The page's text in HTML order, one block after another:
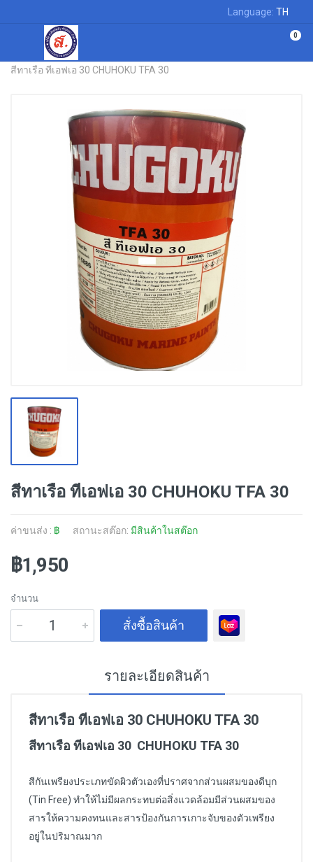
Language: TH
0
สีเฉพาะทาง
สีทาเรือ ทีเอฟเอ 30 CHUHOKU TFA 30
สีทาเรือ ทีเอฟเอ 30 CHUHOKU TFA 30
ค่าขนส่ง : ฿ สถานะสต๊อก: มีสินค้าในสต๊อก
฿1,950
จำนวน
สั่งซื้อสินค้า
รายละเอียดสินค้า
สีทาเรือ ทีเอฟเอ 30 CHUHOKU TFA 30
สีทาเรือ ทีเอฟเอ 30 CHUHOKU TFA 30
สีกันเพรียงประเภทขัดผิวตัวเองที่ปราศจากส่วนผสมของดีบุก
(Tin Free) ทำให้ไม่มีผลกระทบต่อสิ่งแวดล้อมมีส่วนผสมของ
สารให้ความคงทนและสารป้องกันการเกาะจับของตัวเพรียง
อยู่ในปริมาณมาก